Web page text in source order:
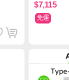
$7,115
免運